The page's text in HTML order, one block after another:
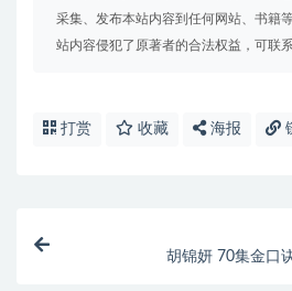
采集、发布本站内容到任何网站、书籍
站内容侵犯了原著者的合法权益，可联
打赏 收藏 海报
胡锦妍 70集金口